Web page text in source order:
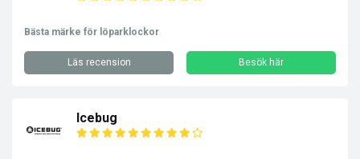
Bästa märke för löparklockor
Läs recension Besök här
Icebug